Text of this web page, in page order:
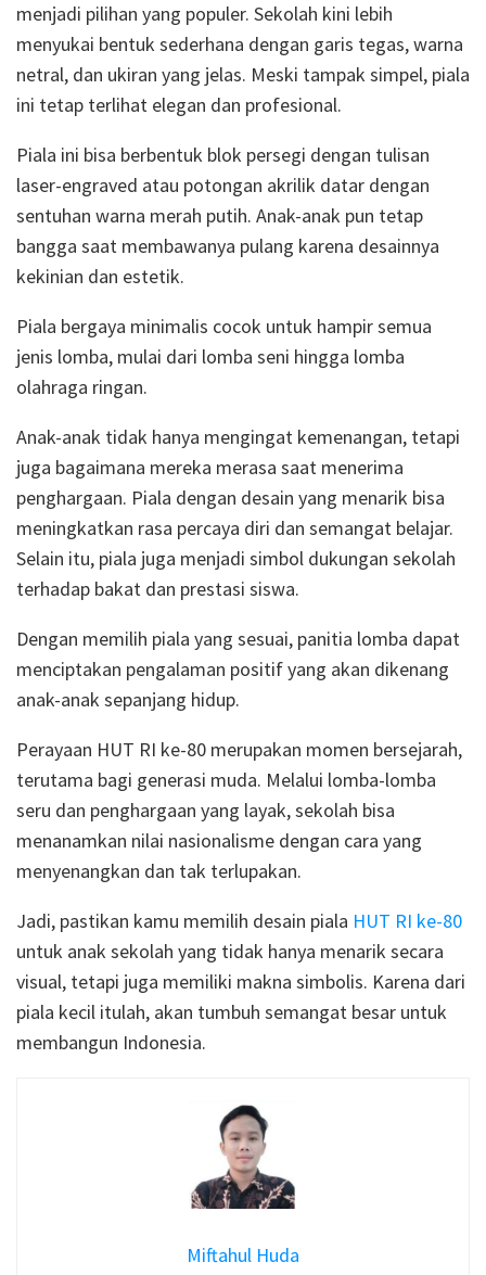
menjadi pilihan yang populer. Sekolah kini lebih
menyukai bentuk sederhana dengan garis tegas, warna
netral, dan ukiran yang jelas. Meski tampak simpel, piala
ini tetap terlihat elegan dan profesional.
Piala ini bisa berbentuk blok persegi dengan tulisan
laser-engraved atau potongan akrilik datar dengan
sentuhan warna merah putih. Anak-anak pun tetap
bangga saat membawanya pulang karena desainnya
kekinian dan estetik.
Piala bergaya minimalis cocok untuk hampir semua
jenis lomba, mulai dari lomba seni hingga lomba
olahraga ringan.
Anak-anak tidak hanya mengingat kemenangan, tetapi
juga bagaimana mereka merasa saat menerima
penghargaan. Piala dengan desain yang menarik bisa
meningkatkan rasa percaya diri dan semangat belajar.
Selain itu, piala juga menjadi simbol dukungan sekolah
terhadap bakat dan prestasi siswa.
Dengan memilih piala yang sesuai, panitia lomba dapat
menciptakan pengalaman positif yang akan dikenang
anak-anak sepanjang hidup.
Perayaan HUT RI ke-80 merupakan momen bersejarah,
terutama bagi generasi muda. Melalui lomba-lomba
seru dan penghargaan yang layak, sekolah bisa
menanamkan nilai nasionalisme dengan cara yang
menyenangkan dan tak terlupakan.
Jadi, pastikan kamu memilih desain piala HUT RI ke-80
untuk anak sekolah yang tidak hanya menarik secara
visual, tetapi juga memiliki makna simbolis. Karena dari
piala kecil itulah, akan tumbuh semangat besar untuk
membangun Indonesia.
Miftahul Huda